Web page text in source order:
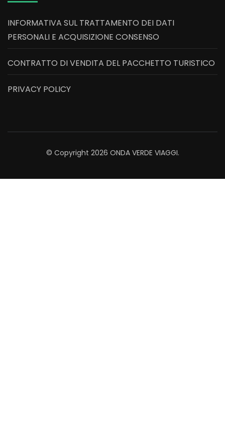
INFORMATIVA SUL TRATTAMENTO DEI DATI
PERSONALI E ACQUISIZIONE CONSENSO
CONTRATTO DI VENDITA DEL PACCHETTO TURISTICO
PRIVACY POLICY
© Copyright 2026 ONDA VERDE VIAGGI.